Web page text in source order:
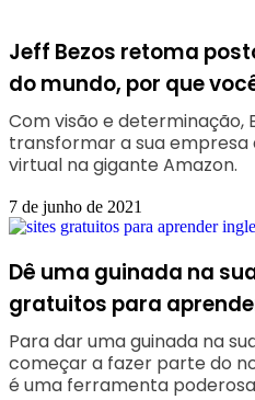
Jeff Bezos retoma
do mundo, por que
Com visão e determinação,
transformar a sua empresa
virtual na gigante Amazon.
7 de junho de 2021
Dê uma guinada na
gratuitos para
Para dar uma guinada na
começar a fazer parte do
é uma ferramenta